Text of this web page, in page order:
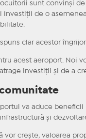
sunt convinși
investiții de o
clar acestor
acest aeroport. Noi
investiții și de a
va aduce
și
vor crește, valoarea